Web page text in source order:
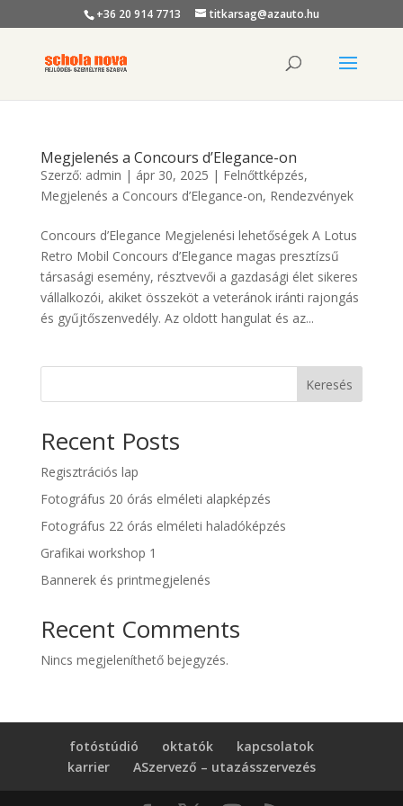
+36 20 914 7713 titkarsag@azauto.hu
Megjelenés a Concours d’Elegance-on
Szerző: admin | ápr 30, 2025 | Felnőttképzés,
Megjelenés a Concours d’Elegance-on, Rendezvények
Concours d’Elegance Megjelenési lehetőségek A Lotus
Retro Mobil Concours d’Elegance magas presztízsű
társasági esemény, résztvevői a gazdasági élet sikeres
vállalkozói, akiket összeköt a veteránok iránti rajongás
és gyűjtőszenvedély. Az oldott hangulat és az...
Keresés
Recent Posts
Regisztrációs lap
Fotográfus 20 órás elméleti alapképzés
Fotográfus 22 órás elméleti haladóképzés
Grafikai workshop 1
Bannerek és printmegjelenés
Recent Comments
Nincs megjeleníthető bejegyzés.
fotóstúdió oktatók
kapcsolatok
karrier
ASzervező – utazásszervezés